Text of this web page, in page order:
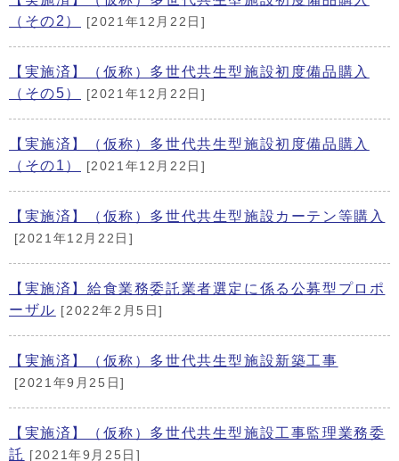
（その2）
[2021年12月22日]
【実施済】（仮称）多世代共生型施設初度備品購入
（その5）
[2021年12月22日]
【実施済】（仮称）多世代共生型施設初度備品購入
（その1）
[2021年12月22日]
【実施済】（仮称）多世代共生型施設カーテン等購入
[2021年12月22日]
【実施済】給食業務委託業者選定に係る公募型プロポ
ーザル [2022年2月5日]
【実施済】（仮称）多世代共生型施設新築工事
[2021年9月25日]
【実施済】（仮称）多世代共生型施設工事監理業務委
託
[2021年9月25日]